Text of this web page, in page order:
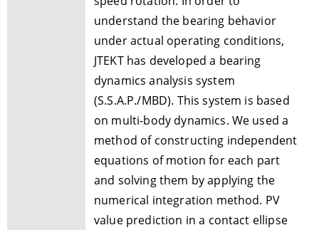
understand the bearing behavior
under actual operating conditions,
JTEKT has developed a bearing
dynamics analysis system
(S.S.A.P./MBD). This system is based
on multi-body dynamics. We used a
method of constructing independent
equations of motion for each part
and solving them by applying the
numerical integration method. PV
value prediction in a contact ellipse